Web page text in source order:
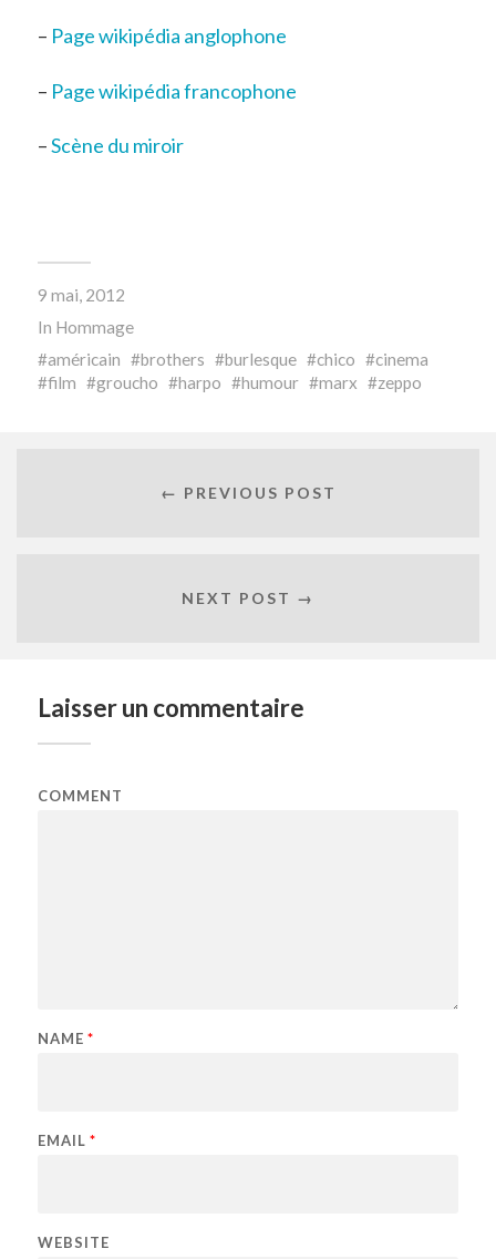
– Page wikipédia anglophone
– Page wikipédia francophone
–Scène du miroir
9 mai, 2012
In Hommage
américain
brothers burlesque chico
cinema
film
groucho harpo humour marx zeppo
← PREVIOUS POST
NEXT POST →
Laisser un commentaire
COMMENT
NAME *
EMAIL *
WEBSITE